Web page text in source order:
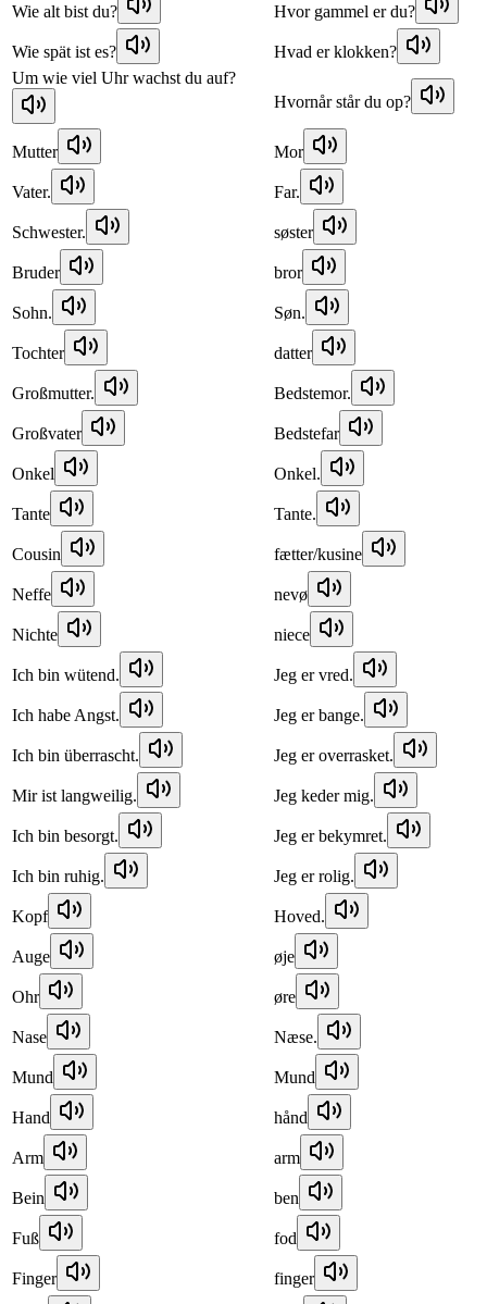
Wie alt bist du? Hvor gammel er du?
Wie spät ist es?
Hvad er klokken?
Um wie viel Uhr wachst du auf?
Hvornår står du op?
Mutter Mor
Vater. Far.
Schwester. søster
Bruder bror
Sohn. Søn.
Tochter datter
Großmutter. Bedstemor.
Großvater Bedstefar
Onkel Onkel.
Tante Tante.
Cousin fætter/kusine
Neffe nevø
Nichte niece
Ich bin wütend. Jeg er vred.
Ich habe Angst. Jeg er bange.
Ich bin überrascht. Jeg er overrasket.
Mir ist langweilig. Jeg keder mig.
Ich bin besorgt. Jeg er bekymret.
Ich bin ruhig. Jeg er rolig.
Kopf Hoved.
Auge øje
Ohr øre
Nase Næse.
Mund Mund
Hand hånd
Arm arm
Bein ben
Fuß fod
Finger finger